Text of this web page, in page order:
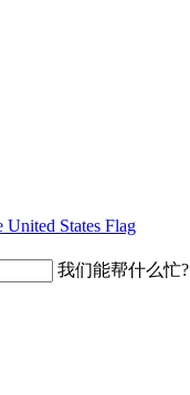
我们能帮什么忙?